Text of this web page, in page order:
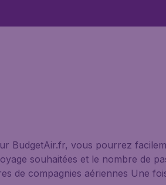
BudgetAir.fr, vous pourrez
souhaitées et le nombre de
de compagnies aériennes Une